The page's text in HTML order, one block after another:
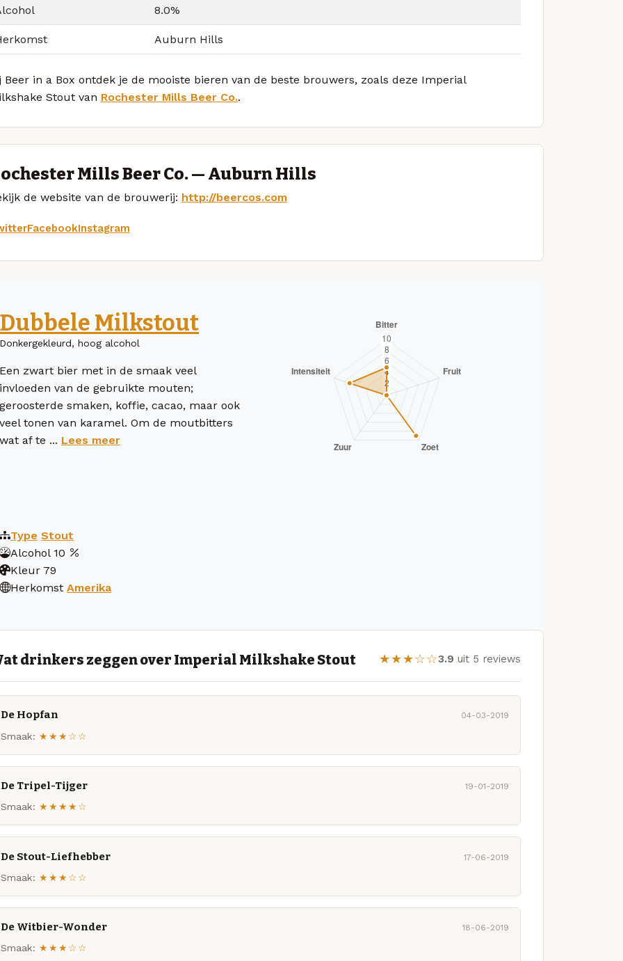
8.0%
Auburn Hills
Beer in a Box ontdek je de mooiste bieren van de beste brouwers, zoals deze Imperial
Stout van Rochester Mills Beer Co..
Mills Beer Co. — Auburn Hills
de website van de brouwerij: http://beercos.com
FacebookInstagram
Dubbele Milkstout
Donkergekleurd, hoog alcohol
Een zwart bier met in de smaak veel
invloeden van de gebruikte mouten;
geroosterde smaken, koffie, cacao, maar ook
veel tonen van karamel. Om de moutbitters
wat af te ... Lees meer
Type Stout
Alcohol 10
Kleur 79
Herkomst Amerika
drinkers zeggen over Imperial Milkshake Stout ★★★☆☆3.9 uit 5 reviews
De Hopfan 04-03-2019
Smaak: ★★★☆☆
De Tripel-Tijger 19-01-2019
Smaak: ★★★★☆
De Stout-Liefhebber 17-06-2019
Smaak: ★★★☆☆
De Witbier-Wonder 18-06-2019
Smaak: ★★★☆☆